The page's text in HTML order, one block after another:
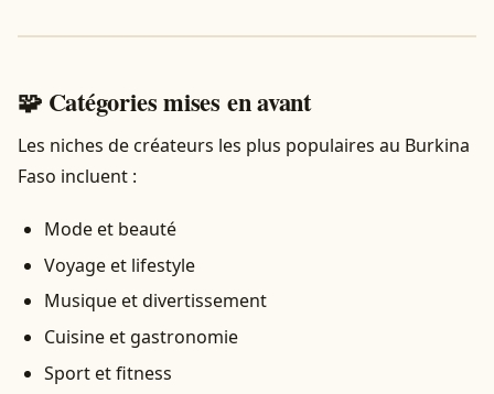
🧩 Catégories mises en avant
Les niches de créateurs les plus populaires au Burkina
Faso incluent :
Mode et beauté
Voyage et lifestyle
Musique et divertissement
Cuisine et gastronomie
Sport et fitness